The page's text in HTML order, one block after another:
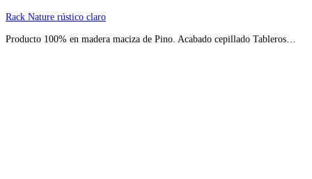
Rack Nature rústico claro
Producto 100% en madera maciza de Pino. Acabado cepillado Tableros…